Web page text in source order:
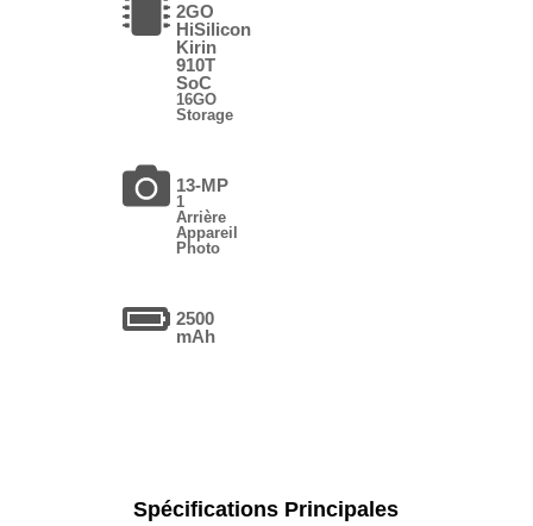
2GO
HiSilicon
Kirin
910T
SoC
16GO
Storage
13-MP
1
Arrière
Appareil
Photo
2500
mAh
Spécifications Principales